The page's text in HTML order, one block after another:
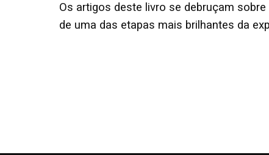
Os artigos deste livro se debruçam
de uma das etapas mais brilhantes da